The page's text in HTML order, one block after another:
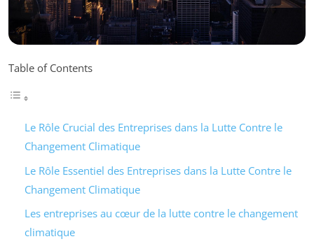
Table of Contents
Le Rôle Crucial des Entreprises dans la Lutte Contre le
Changement Climatique
Le Rôle Essentiel des Entreprises dans la Lutte Contre le
Changement Climatique
Les entreprises au cœur de la lutte contre le changement
climatique